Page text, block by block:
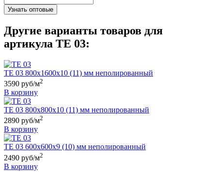
Другие варианты товаров для
артикула TE 03:
TE 03 800х1600х10 (11) мм неполированный
3590 руб/м2
В корзину
TE 03 800х800х10 (11) мм неполированный
2890 руб/м2
В корзину
TE 03 600х600х9 (10) мм неполированный
2490 руб/м2
В корзину